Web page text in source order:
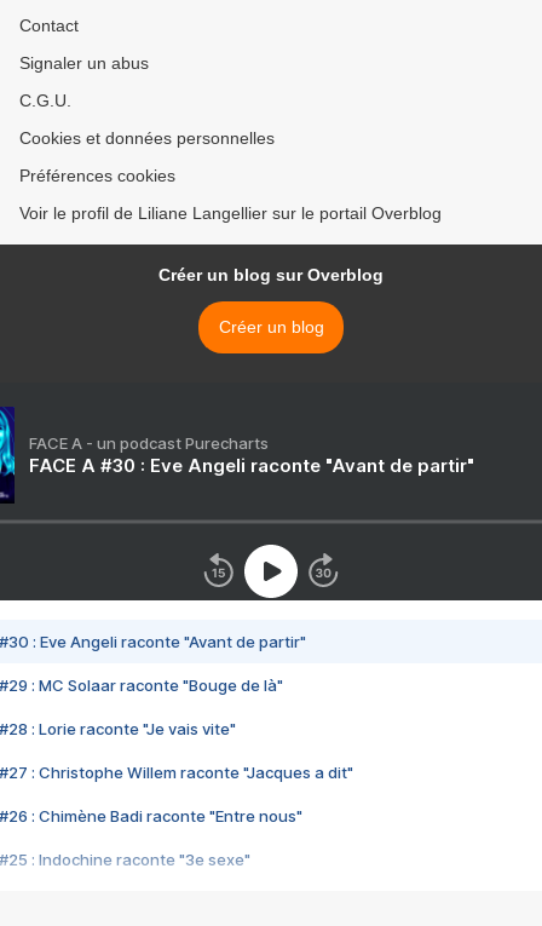
Contact
Signaler un abus
C.G.U.
Cookies et données personnelles
Préférences cookies
Voir le profil de Liliane Langellier sur le portail Overblog
Créer un blog sur Overblog
Créer un blog
FACE A - un podcast Purecharts
FACE A #30 : Eve Angeli raconte "Avant de partir"
#30 : Eve Angeli raconte "Avant de partir"
#29 : MC Solaar raconte "Bouge de là"
#28 : Lorie raconte "Je vais vite"
#27 : Christophe Willem raconte "Jacques a dit"
#26 : Chimène Badi raconte "Entre nous"
#25 : Indochine raconte "3e sexe"